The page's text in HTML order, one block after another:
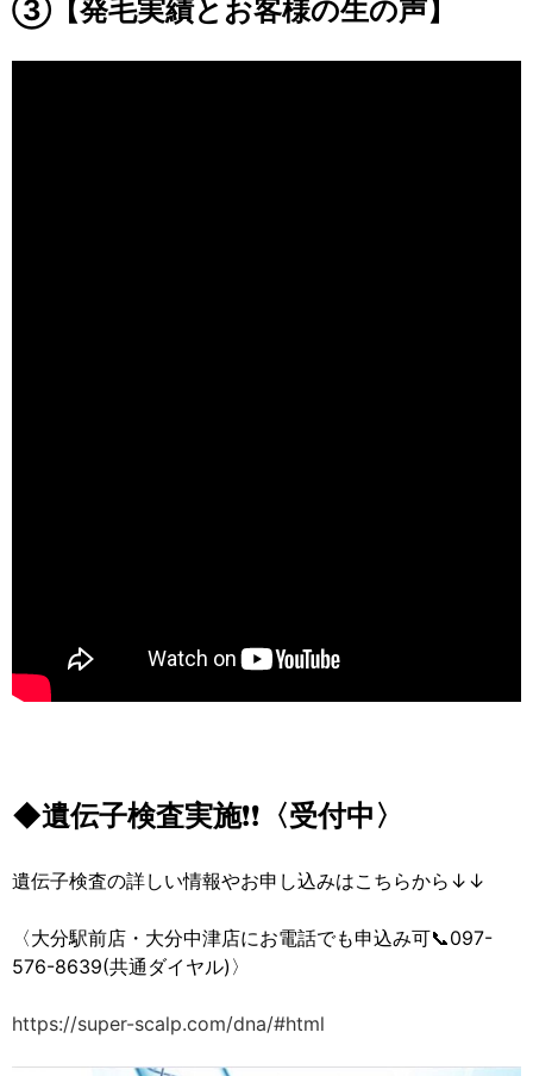
③【発毛実績とお客様の生の声】
◆遺伝子検査実施❗❗ 〈受付中〉
遺伝子検査の詳しい情報やお申し込みはこちらから↓↓
〈大分駅前店・大分中津店にお電話でも申込み可📞097-
576-8639(共通ダイヤル)〉
https://super-scalp.com/dna/#html